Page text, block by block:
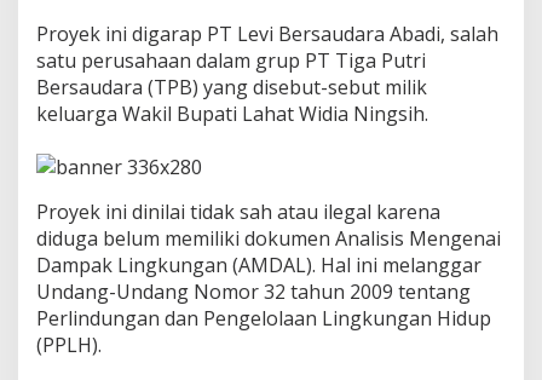
i
n
g
B
a
a
a
L
a
h
a
Proyek ini digarap PT Levi Bersaudara Abadi, salah
satu perusahaan dalam grup PT Tiga Putri
Bersaudara (TPB) yang disebut-sebut milik
keluarga Wakil Bupati Lahat Widia Ningsih.
Proyek ini dinilai tidak sah atau ilegal karena
diduga belum memiliki dokumen Analisis Mengenai
Dampak Lingkungan (AMDAL). Hal ini melanggar
Undang-Undang Nomor 32 tahun 2009 tentang
Perlindungan dan Pengelolaan Lingkungan Hidup
(PPLH).